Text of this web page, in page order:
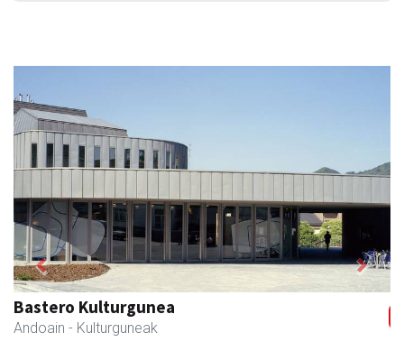
Bastero Kulturgunea
Andoain - Kulturguneak
Previous Next